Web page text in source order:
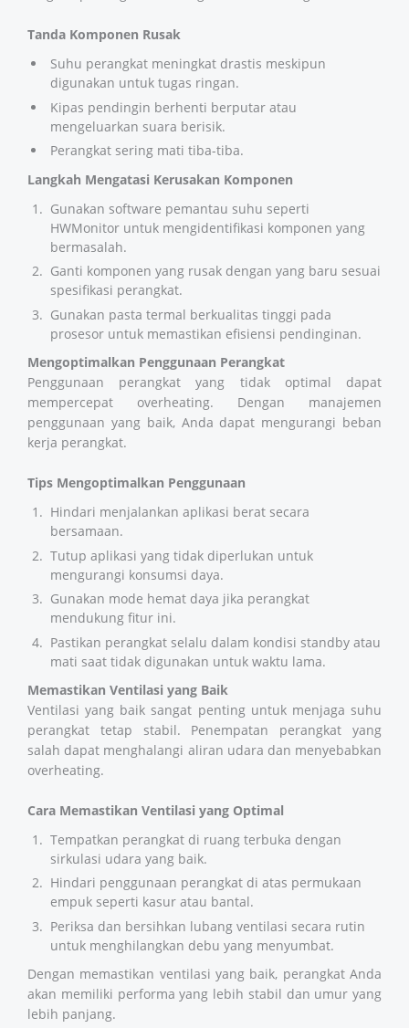
Tanda Komponen Rusak
Suhu perangkat meningkat drastis meskipun
digunakan untuk tugas ringan.
Kipas pendingin berhenti berputar atau
mengeluarkan suara berisik.
Perangkat sering mati tiba-tiba.
Langkah Mengatasi Kerusakan Komponen
Gunakan software pemantau suhu seperti
HWMonitor untuk mengidentifikasi komponen yang
bermasalah.
Ganti komponen yang rusak dengan yang baru sesuai
spesifikasi perangkat.
Gunakan pasta termal berkualitas tinggi pada
prosesor untuk memastikan efisiensi pendinginan.
Mengoptimalkan Penggunaan Perangkat
Penggunaan perangkat yang tidak optimal dapat
mempercepat overheating. Dengan manajemen
penggunaan yang baik, Anda dapat mengurangi beban
kerja perangkat.
Tips Mengoptimalkan Penggunaan
Hindari menjalankan aplikasi berat secara
bersamaan.
Tutup aplikasi yang tidak diperlukan untuk
mengurangi konsumsi daya.
Gunakan mode hemat daya jika perangkat
mendukung fitur ini.
Pastikan perangkat selalu dalam kondisi standby atau
mati saat tidak digunakan untuk waktu lama.
Memastikan Ventilasi yang Baik
Ventilasi yang baik sangat penting untuk menjaga suhu
perangkat tetap stabil. Penempatan perangkat yang
salah dapat menghalangi aliran udara dan menyebabkan
overheating.
Cara Memastikan Ventilasi yang Optimal
Tempatkan perangkat di ruang terbuka dengan
sirkulasi udara yang baik.
Hindari penggunaan perangkat di atas permukaan
empuk seperti kasur atau bantal.
Periksa dan bersihkan lubang ventilasi secara rutin
untuk menghilangkan debu yang menyumbat.
Dengan memastikan ventilasi yang baik, perangkat Anda
akan memiliki performa yang lebih stabil dan umur yang
lebih panjang.